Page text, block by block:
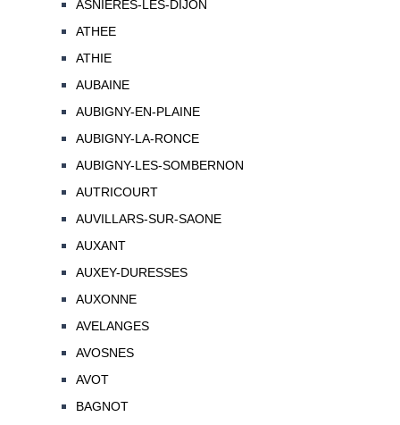
ASNIERES-LES-DIJON
ATHEE
ATHIE
AUBAINE
AUBIGNY-EN-PLAINE
AUBIGNY-LA-RONCE
AUBIGNY-LES-SOMBERNON
AUTRICOURT
AUVILLARS-SUR-SAONE
AUXANT
AUXEY-DURESSES
AUXONNE
AVELANGES
AVOSNES
AVOT
BAGNOT